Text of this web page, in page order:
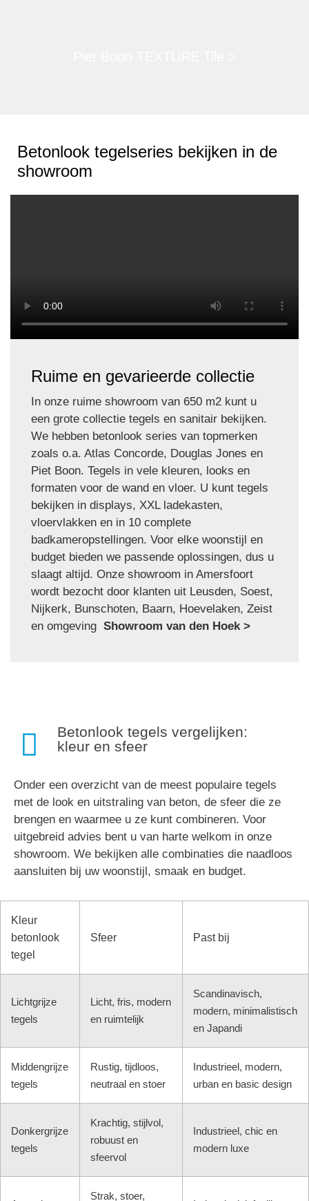
Betonlook tegelseries bekijken in de
showroom
Ruime en gevarieerde collectie
In onze ruime showroom van 650 m2 kunt u
een grote collectie tegels en sanitair bekijken.
We hebben betonlook series van topmerken
zoals o.a. Atlas Concorde, Douglas Jones en
Piet Boon. Tegels in vele kleuren, looks en
formaten voor de wand en vloer. U kunt tegels
bekijken in displays, XXL ladekasten,
vloervlakken en in 10 complete
badkameropstellingen. Voor elke woonstijl en
budget bieden we passende oplossingen, dus u
slaagt altijd. Onze showroom in Amersfoort
wordt bezocht door klanten uit Leusden, Soest,
Nijkerk, Bunschoten, Baarn, Hoevelaken, Zeist
en omgeving Showroom van den Hoek >
Betonlook tegels vergelijken:
kleur en sfeer
Onder een overzicht van de meest populaire tegels
met de look en uitstraling van beton, de sfeer die ze
brengen en waarmee u ze kunt combineren. Voor
uitgebreid advies bent u van harte welkom in onze
showroom. We bekijken alle combinaties die naadloos
aansluiten bij uw woonstijl, smaak en budget.
Kleur
betonlook
tegel
Sfeer Past bij
Lichtgrijze
tegels
Licht, fris, modern
en ruimtelijk
Scandinavisch,
modern, minimalistisch
en Japandi
Middengrijze
tegels
Rustig, tijdloos,
neutraal en stoer
Industrieel, modern,
urban en basic design
Donkergrijze
tegels
Krachtig, stijlvol,
robuust en
sfeervol
Industrieel, chic en
modern luxe
Strak, stoer,